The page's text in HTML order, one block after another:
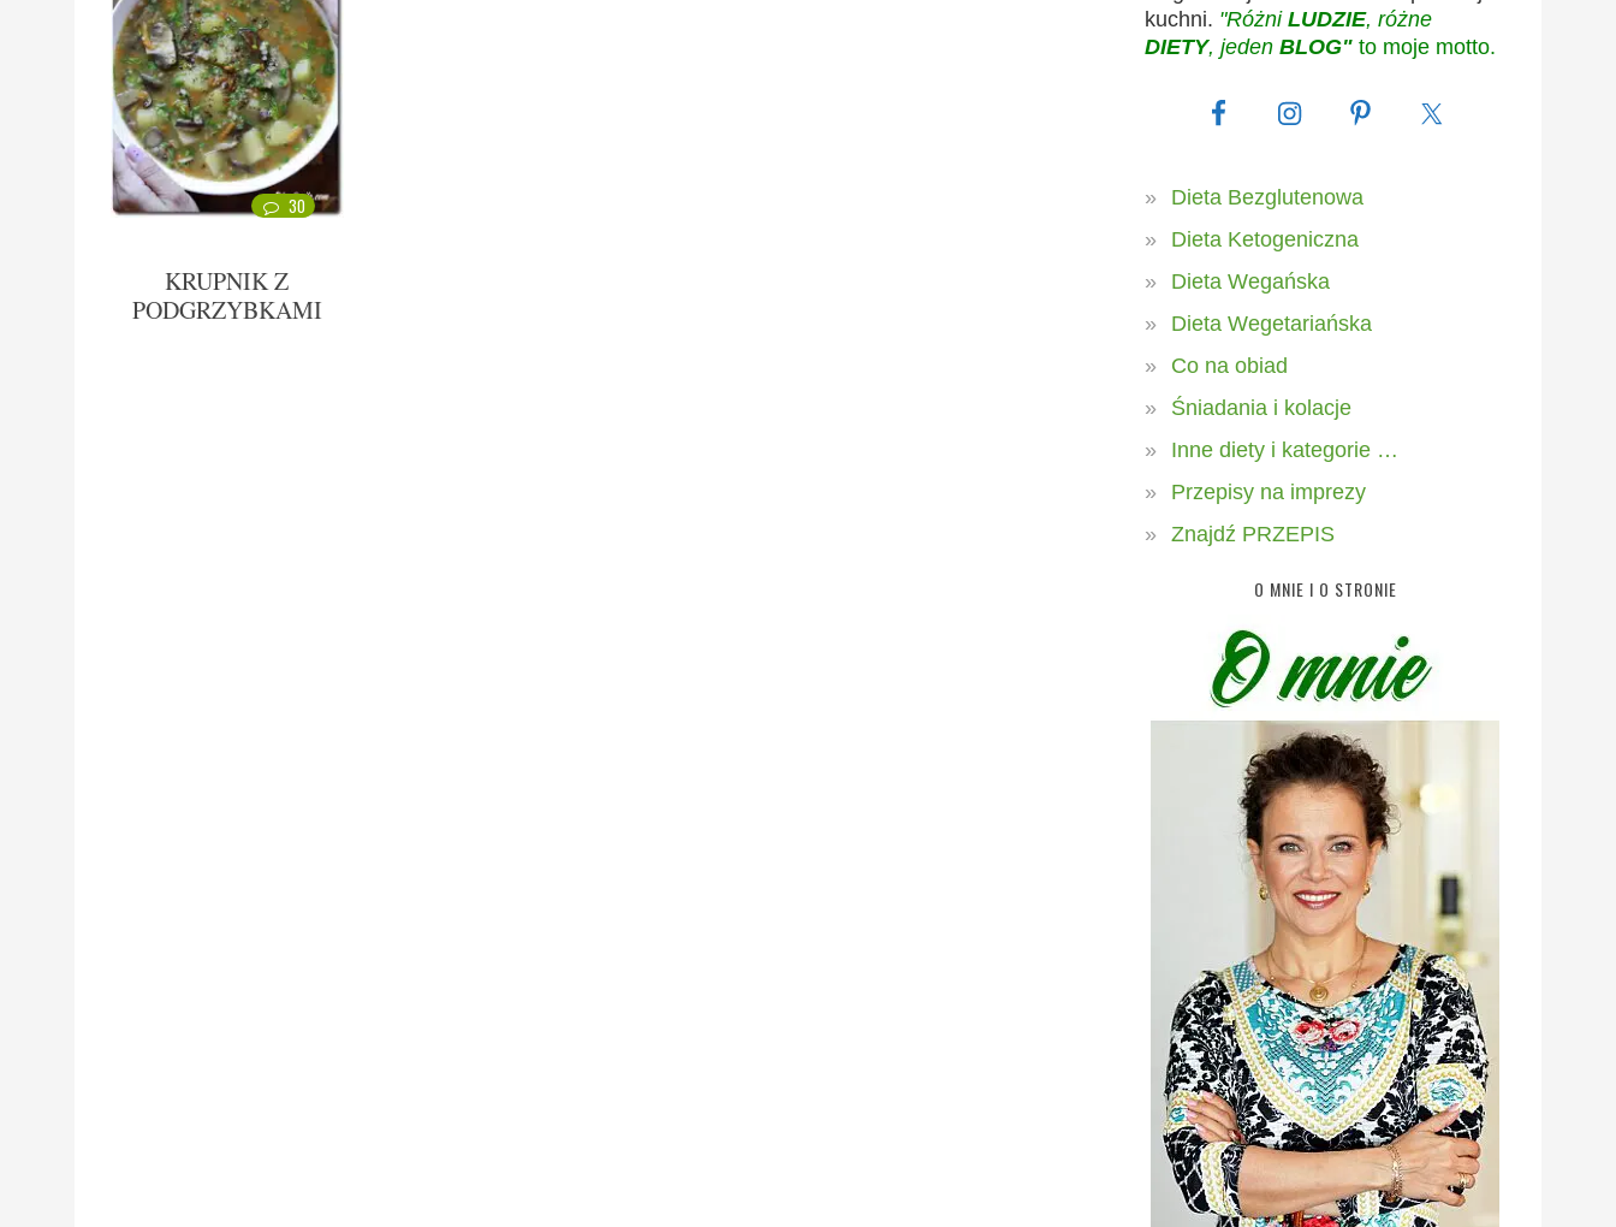
30
KRUPNIK Z
PODGRZYBKAMI
kuchni. "Różni LUDZIE, różne
DIETY, jeden BLOG" to moje motto.
Dieta Bezglutenowa
Dieta Ketogeniczna
Dieta Wegańska
Dieta Wegetariańska
Co na obiad
Śniadania i kolacje
Inne diety i kategorie …
Przepisy na imprezy
Znajdź PRZEPIS
O MNIE I O STRONIE